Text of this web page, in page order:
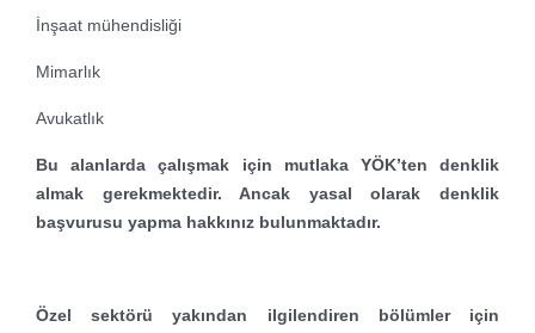
İnşaat mühendisliği
Mimarlık
Avukatlık
Bu alanlarda çalışmak için mutlaka YÖK’ten denklik
almak gerekmektedir. Ancak yasal olarak denklik
başvurusu yapma hakkınız bulunmaktadır.
Özel sektörü yakından ilgilendiren bölümler için